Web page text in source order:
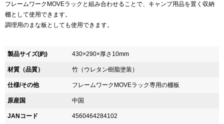
フレームワークMOVEラックと組み合わせることで、キャンプ用品を置く収納
棚として使用できます。
調理用のまな板としても使用できます。
製品サイズ(約) 430×290×厚さ10mm
材質（品質） 竹（ウレタン樹脂塗装）
仕様/その他 フレームワークMOVEラック専用の棚板
原産国 中国
JANコード 4560464284102